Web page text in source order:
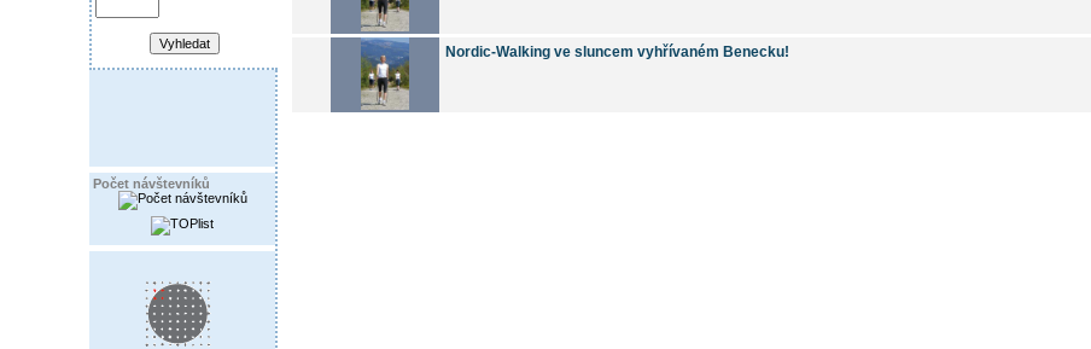
Počet návštevníků
Nordic-Walking ve sluncem vyhřívaném Benecku!